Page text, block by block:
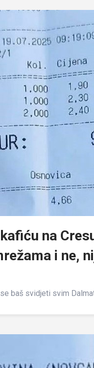
na
i ne,
baš svidjeti svim